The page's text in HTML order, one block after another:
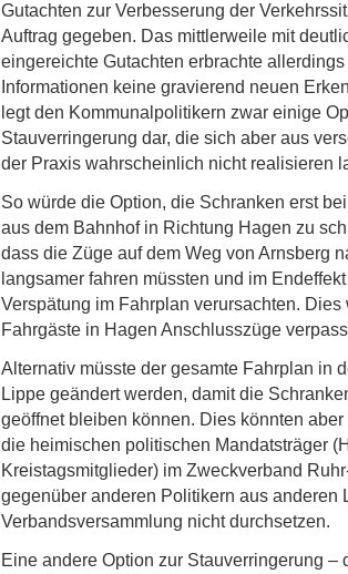
Gutachten zur Verbesserung der
Auftrag gegeben. Das mittlerweile mit
eingereichte Gutachten erbrachte
Informationen keine gravierend neuen
legt den Kommunalpolitikern zwar einige
Stauverringerung dar, die sich aber aus
der Praxis wahrscheinlich nicht realisieren
So würde die Option, die Schranken erst
aus dem Bahnhof in Richtung Hagen zu
dass die Züge auf dem Weg von Arnsberg
langsamer fahren müssten und im
Verspätung im Fahrplan verursachten.
Fahrgäste in Hagen Anschlusszüge
Alternativ müsste der gesamte Fahrplan in
Lippe geändert werden, damit die
geöffnet bleiben können. Dies könnten
die heimischen politischen Mandatsträger
Kreistagsmitglieder) im Zweckverband
gegenüber anderen Politikern aus anderen
Verbandsversammlung nicht durchsetzen.
Eine andere Option zur Stauverringerung –